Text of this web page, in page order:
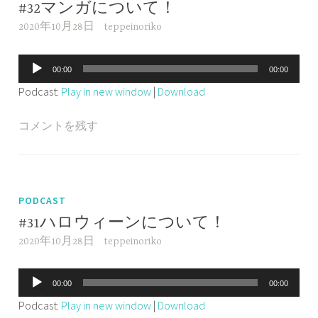
#32マンガについて！
2020年10月28日 teppeinoriko
声
プ
ー
00:00 00:00
Podcast: Play in new window | Download
コメントを残す
PODCAST
#31ハロウィーンについて！
2020年10月28日 teppeinoriko
声
プ
00:00 00:00
Podcast: Play in new window | Download